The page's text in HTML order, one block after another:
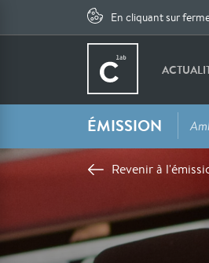
En cliquant sur
ÉMISSION
Revenir à